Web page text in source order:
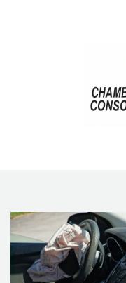
ACTUALITÉS
JURIDIQUE